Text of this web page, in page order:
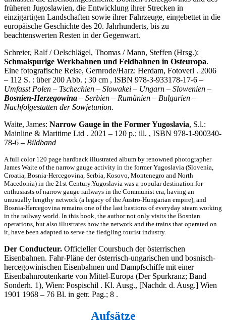
früheren Jugoslawien, die Entwicklung ihrer Strecken in
einzigartigen Landschaften sowie ihrer Fahrzeuge, eingebettet in die
europäische Geschichte des 20. Jahrhunderts, bis zu
beachtenswerten Resten in der Gegenwart.
Schreier, Ralf / Oelschlägel, Thomas / Mann, Steffen (Hrsg.):
Schmalspurige Werkbahnen und Feldbahnen in Osteuropa.
Eine fotografische Reise, Gernrode/Harz: Herdam, Fotoverl . 2006
– 112 S. : über 200 Abb. ; 30 cm , ISBN 978-3-933178-17-6 –
Umfasst Polen – Tschechien – Slowakei – Ungarn – Slowenien –
Bosnien-Herzegowina – Serbien – Rumänien – Bulgarien –
Nachfolgestatten der Sowjetunion.
Waite, James: Narrow Gauge in the Former Yugoslavia, S.l.:
Mainline & Maritime Ltd . 2021 – 120 p.; ill. , ISBN 978-1-900340-
78-6 – Bildband
A full color 120 page hardback illustrated album by renowned photographer
James Waite of the narrow gauge activity in the former Yugoslavia (Slovenia,
Croatia, Bosnia-Hercegovina, Serbia, Kosovo, Montenegro and North
Macedonia) in the 21st Century.Yugoslavia was a popular destination for
enthusiasts of narrow gauge railways in the Communist era, having an
unusually lengthy network (a legacy of the Austro-Hungarian empire), and
Bosnia-Hercegovina remains one of the last bastions of everyday steam working
in the railway world. In this book, the author not only visits the Bosnian
operations, but also illustrates how the network and the trains that operated on
it, have been adapted to serve the fledgling tourist industry.
Der Conducteur. Officieller Coursbuch der österrischen
Eisenbahnen. Fahr-Pläne der österrisch-ungarischen und bosnisch-
hercegowinischen Eisenbahnen und Dampfschiffe mit einer
Eisenbahnroutenkarte von Mittel-Europa (Der Spurkranz; Band
Sonderh. 1), Wien: Pospischil . Kl. Ausg., [Nachdr. d. Ausg.] Wien
1901 1968 – 76 Bl. in getr. Pag.; 8 .
Aufsätze